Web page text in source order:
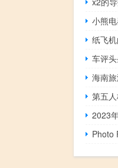
海南
第五